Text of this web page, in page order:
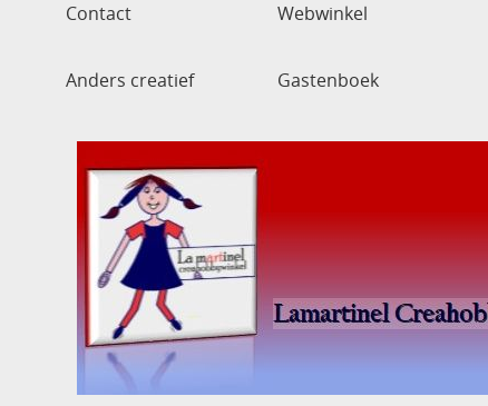
Contact Webwinkel
Anders creatief Gastenboek